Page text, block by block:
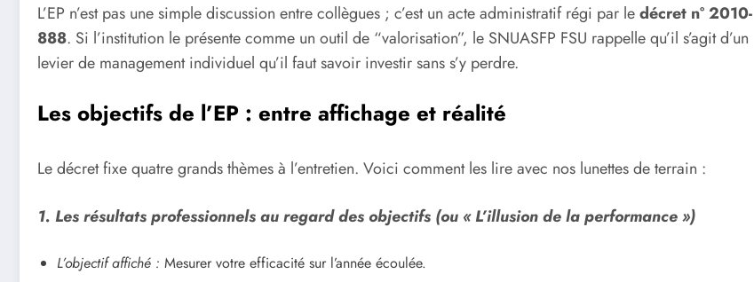
L’EP n’est pas une simple discussion entre collègues ; c’est un acte administratif régi par ledécret n° 2010-
888. Si l’institution le présente comme un outil de “valorisation”, le SNUASFP FSU rappelle qu’il s’agit d’un
levier de management individuel qu’il faut savoir investir sans s’y perdre.
Les objectifs de l’EP : entre affichage et réalité
Le décret fixe quatre grands thèmes à l’entretien. Voici comment les lire avec nos lunettes de terrain :
1. Les résultats professionnels au regard des objectifs (ou « L’illusion de la performance »)
L’objectif affiché : Mesurer votre efficacité sur l’année écoulée.